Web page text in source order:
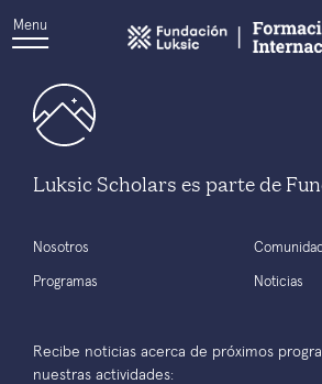
Menu
Luksic Scholars es parte de
Nosotros
Programas
Comunidad
Noticias
Recibe noticias acerca de próximos
nuestras actividades: